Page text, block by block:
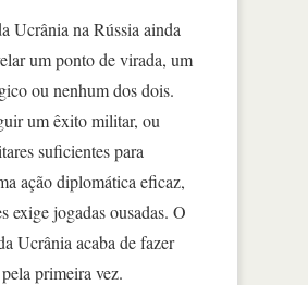
Ucrânia na Rússia ainda
um ponto de virada, um
ou nenhum dos dois.
um êxito militar, ou
suficientes para
ação diplomática eficaz,
exige jogadas ousadas. O
Ucrânia acaba de fazer
primeira vez.